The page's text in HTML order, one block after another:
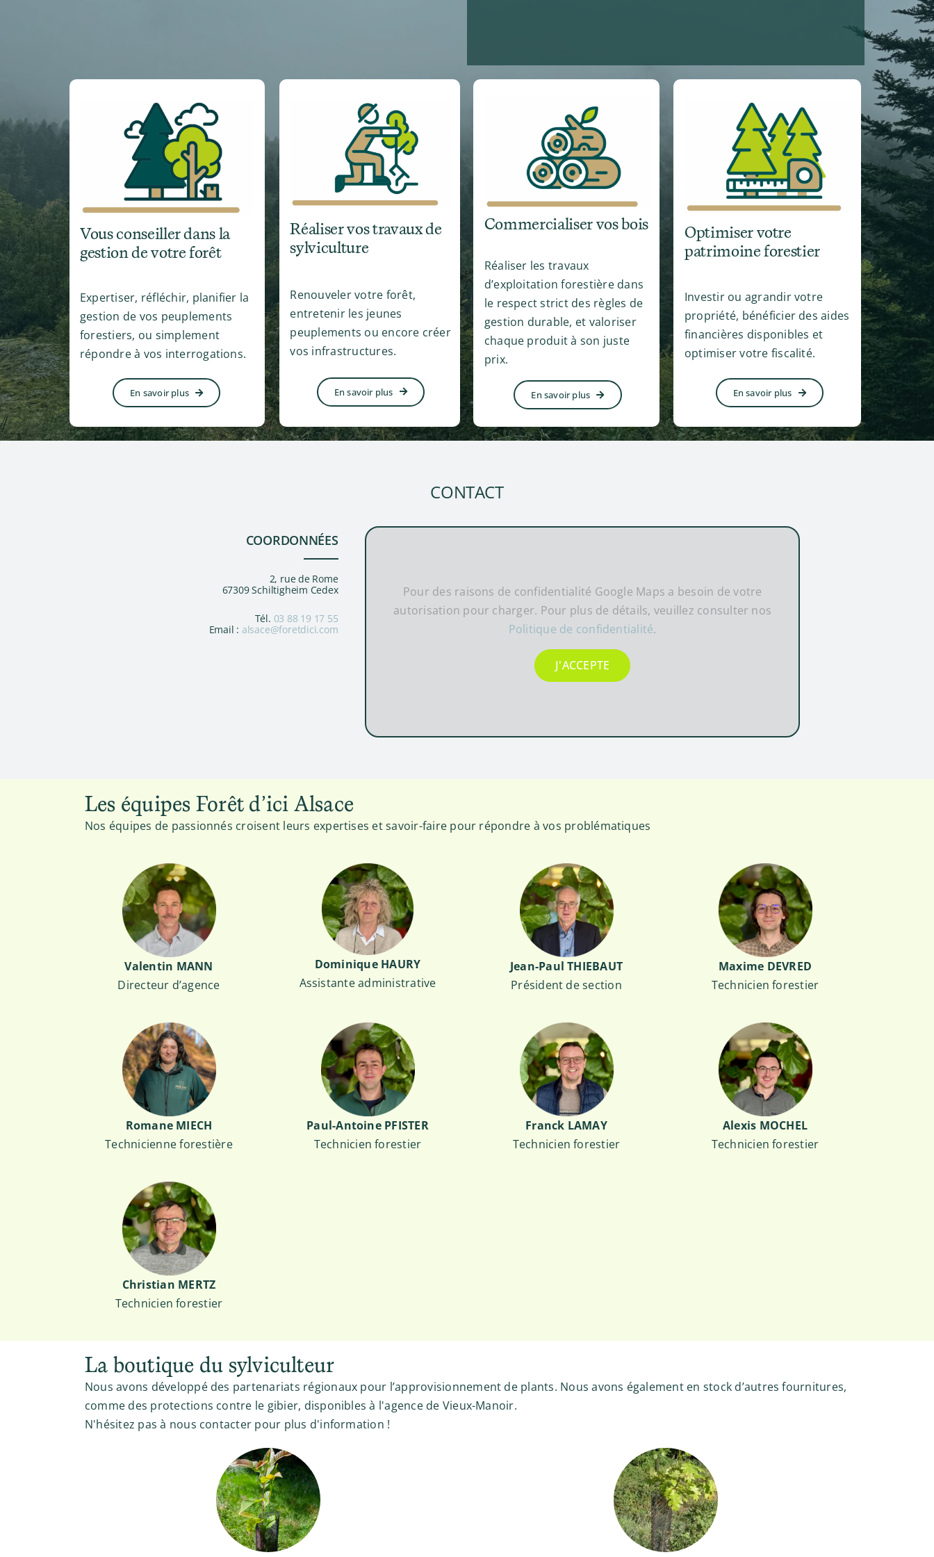
Vous conseiller dans la
gestion de votre forêt
Expertiser, réfléchir, planifier la
gestion de vos peuplements
forestiers, ou simplement
répondre à vos interrogations.
En savoir plus
Réaliser vos travaux de
sylviculture
Renouveler votre forêt,
entretenir les jeunes
peuplements ou encore créer
vos infrastructures.
En savoir plus
Commercialiser vos bois
Réaliser les travaux
d’exploitation forestière dans
le respect strict des règles de
gestion durable, et valoriser
chaque produit à son juste
prix.
En savoir plus
Optimiser votre
patrimoine forestier
Investir ou agrandir votre
propriété, bénéficier des aides
financières disponibles et
optimiser votre fiscalité.
En savoir plus
CONTACT
COORDONNÉES
2, rue de Rome
67309 Schiltigheim Cedex
Tél. 03 88 19 17 55
Email : alsace@foretdici.com
Pour des raisons de confidentialité Google Maps a besoin de votre
autorisation pour charger. Pour plus de détails, veuillez consulter nos
Politique de confidentialité.
J'ACCEPTE
Les équipes Forêt d’ici Alsace
Nos équipes de passionnés croisent leurs expertises et savoir-faire pour répondre à vos problématiques
Valentin MANN
Directeur d’agence
Dominique HAURY
Assistante administrative
Jean-Paul THIEBAUT
Président de section
Maxime DEVRED
Technicien forestier
Romane MIECH
Technicienne forestière
Paul-Antoine PFISTER
Technicien forestier
Franck LAMAY
Technicien forestier
Alexis MOCHEL
Technicien forestier
Christian MERTZ
Technicien forestier
La boutique du sylviculteur
Nous avons développé des partenariats régionaux pour l’approvisionnement de plants. Nous avons également en stock d’autres fournitures,
comme des protections contre le gibier, disponibles à l'agence de Vieux-Manoir.
N'hésitez pas à nous contacter pour plus d'information !